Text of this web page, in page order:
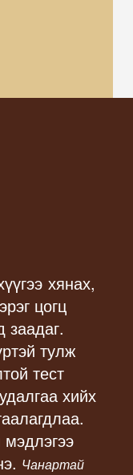
хянах,
цогц
заадаг.
тулж
тест
хийх
Чанартай